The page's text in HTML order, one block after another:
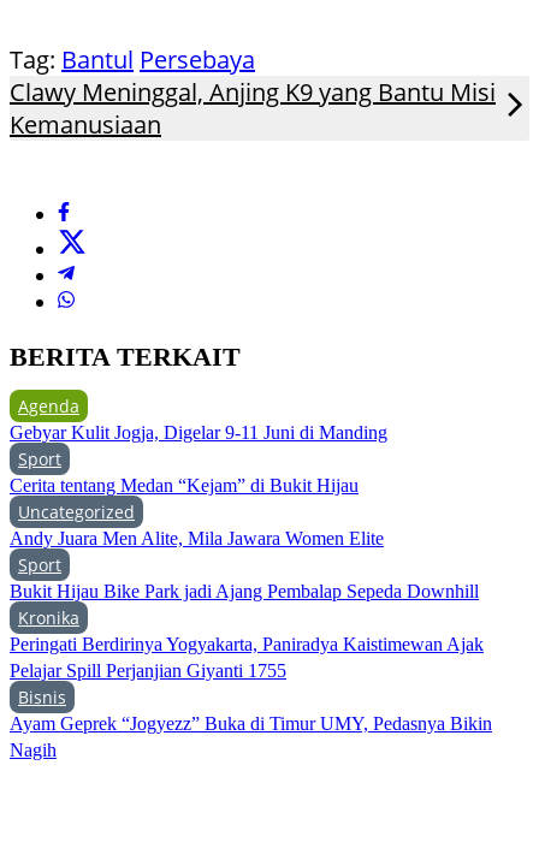
Tag: Bantul Persebaya
Clawy Meninggal, Anjing K9 yang Bantu Misi
Kemanusiaan
BERITA TERKAIT
Agenda
Gebyar Kulit Jogja, Digelar 9-11 Juni di Manding
Sport
Cerita tentang Medan “Kejam” di Bukit Hijau
Uncategorized
Andy Juara Men Alite, Mila Jawara Women Elite
Sport
Bukit Hijau Bike Park jadi Ajang Pembalap Sepeda Downhill
Kronika
Peringati Berdirinya Yogyakarta, Paniradya Kaistimewan Ajak
Pelajar Spill Perjanjian Giyanti 1755
Bisnis
Ayam Geprek “Jogyezz” Buka di Timur UMY, Pedasnya Bikin
Nagih